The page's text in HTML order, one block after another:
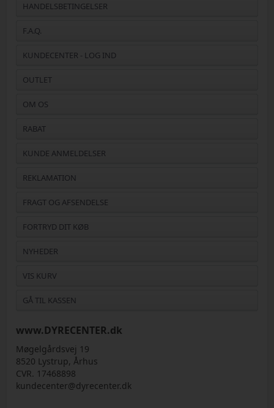
HANDELSBETINGELSER
F.A.Q.
KUNDECENTER - LOG IND
OUTLET
OM OS
RABAT
KUNDE ANMELDELSER
REKLAMATION
FRAGT OG AFSENDELSE
FORTRYD DIT KØB
NYHEDER
VIS KURV
GÅ TIL KASSEN
www.DYRECENTER.dk
Møgelgårdsvej 19
8520 Lystrup, Århus
CVR. 17468898
kundecenter@dyrecenter.dk